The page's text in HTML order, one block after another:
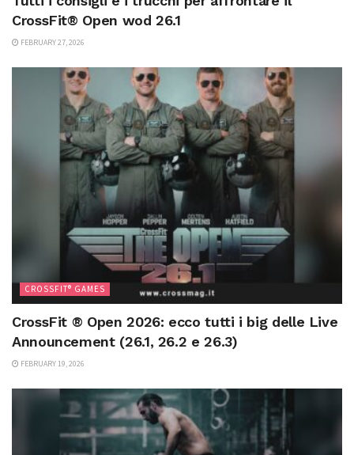
CrossFit® Open wod 26.1
FEBRUARY 27, 2026
CROSSFIT® GAMES
CrossFit ® Open 2026: ecco tutti i big delle Live
Announcement (26.1, 26.2 e 26.3)
FEBRUARY 19, 2026